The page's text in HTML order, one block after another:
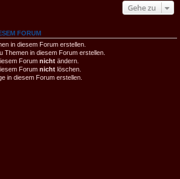
Gehe zu
FORUM
in diesem Forum erstellen.
Themen in diesem Forum erstellen.
Forum nicht ändern.
Forum nicht löschen.
in diesem Forum erstellen.